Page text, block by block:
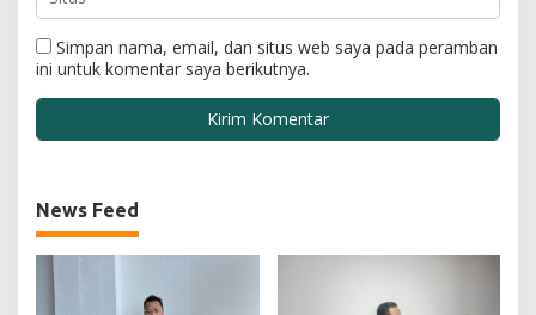
Simpan nama, email, dan situs web saya pada peramban
ini untuk komentar saya berikutnya.
News Feed